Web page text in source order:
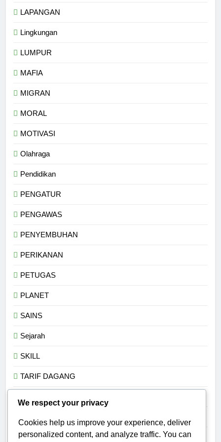
LAPANGAN
Lingkungan
LUMPUR
MAFIA
MIGRAN
MORAL
MOTIVASI
Olahraga
Pendidikan
PENGATUR
PENGAWAS
PENYEMBUHAN
PERIKANAN
PETUGAS
PLANET
SAINS
Sejarah
SKILL
TARIF DAGANG
TRANSHUMANISME
We respect your privacy
Cookies help us improve your experience, deliver
personalized content, and analyze traffic. You can